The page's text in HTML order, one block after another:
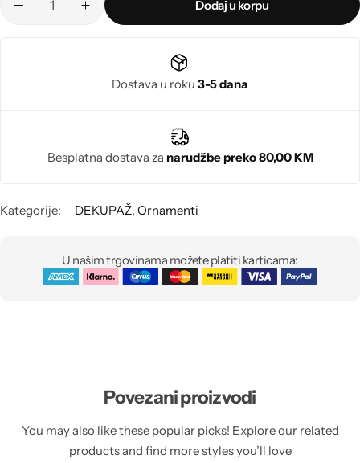
Dodaj u korpu
Dostava u roku 3-5 dana
Besplatna dostava za narudžbe preko 80,00 KM
Kategorije: DEKUPAŽ, Ornamenti
U našim trgovinama možete platiti karticama:
Povezani proizvodi
You may also like these popular picks! Explore our related
products and find more styles you’ll love
Poludragi kamen